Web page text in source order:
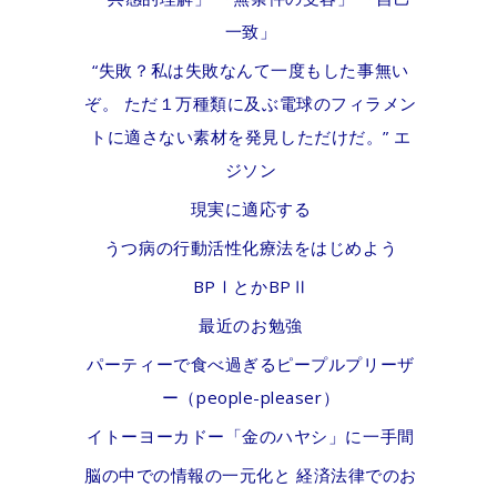
一致」
“失敗？私は失敗なんて一度もした事無い
ぞ。 ただ１万種類に及ぶ電球のフィラメン
トに適さない素材を発見しただけだ。” エ
ジソン
現実に適応する
うつ病の行動活性化療法をはじめよう
BPⅠとかBPⅡ
最近のお勉強
パーティーで食べ過ぎるピープルプリーザ
ー（people-pleaser）
イトーヨーカドー「金のハヤシ」に一手間
脳の中での情報の一元化と 経済法律でのお